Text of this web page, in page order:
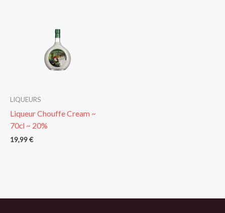
LIQUEURS
Liqueur Chouffe Cream ~
70cl ~ 20%
19,99€